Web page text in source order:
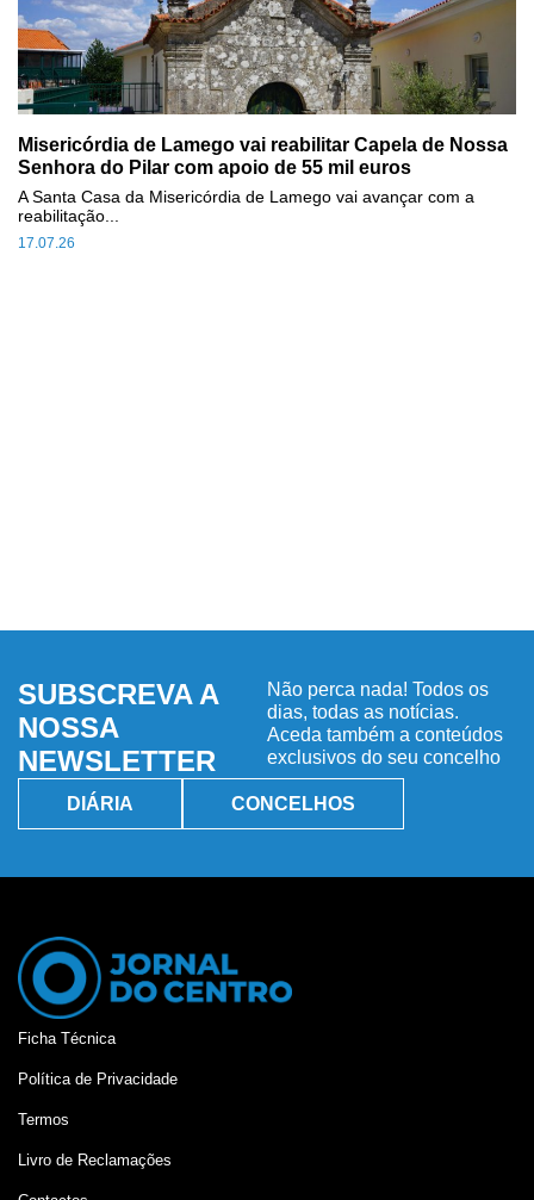
Misericórdia de Lamego vai reabilitar Capela de Nossa
Senhora do Pilar com apoio de 55 mil euros
17.07.26
A Santa Casa da Misericórdia de Lamego vai avançar com a
reabilitação...
SUBSCREVA A
NOSSA
NEWSLETTER
Não perca nada! Todos os
dias, todas as notícias.
Aceda também a conteúdos
exclusivos do seu concelho
DIÁRIA CONCELHOS
Ficha Técnica
Política de Privacidade
Termos
Livro de Reclamações